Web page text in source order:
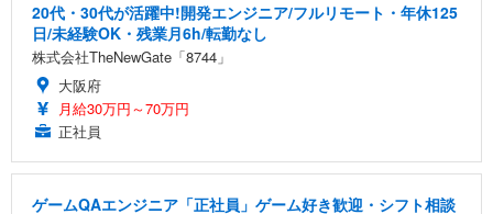
20代・30代が活躍中!開発エンジニア/フルリモート・年休125
日/未経験OK・残業月6h/転勤なし
株式会社TheNewGate「8744」
大阪府
月給30万円～70万円
正社員
ゲームQAエンジニア「正社員」ゲーム好き歓迎・シフト相談